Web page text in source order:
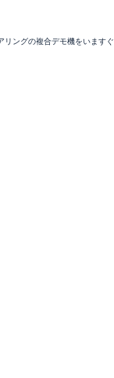
ングの複合デモ機をいますぐ